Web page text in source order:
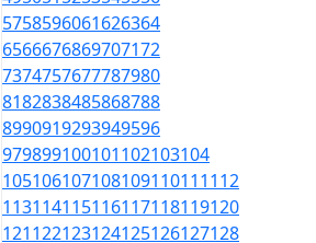
5758596061626364
6566676869707172
7374757677787980
8182838485868788
8990919293949596
979899100101102103104
105106107108109110111112
113114115116117118119120
121122123124125126127128